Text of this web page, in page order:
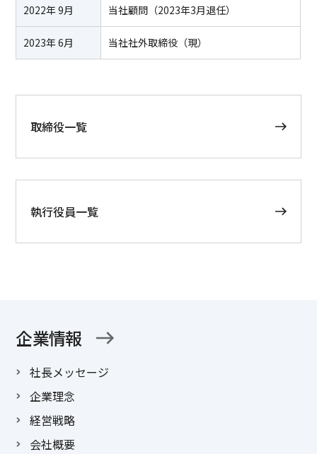
2022年 9月 当社顧問（2023年3月退任）
2023年 6月 当社社外取締役（現）
取締役一覧
執行役員一覧
企業情報
社長メッセージ
企業理念
経営戦略
会社概要